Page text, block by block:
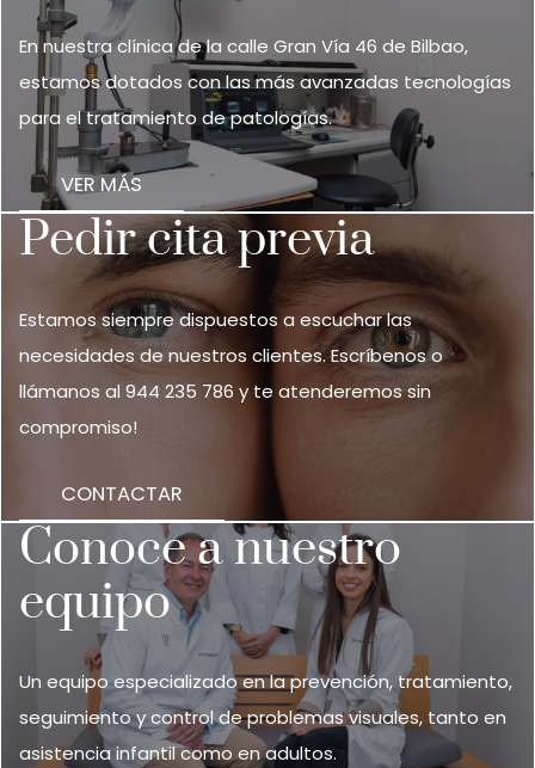
En nuestra clínica de la calle Gran Vía 46 de Bilbao,
estamos dotados con las más avanzadas tecnologías
para el tratamiento de patologías.
VER MÁS
Pedir cita previa
Estamos siempre dispuestos a escuchar las
necesidades de nuestros clientes. Escríbenos o
llámanos al944 235 786 y te atenderemos sin
compromiso!
CONTACTAR
Conoce a nuestro
equipo
Un equipo especializado en la prevención, tratamiento,
seguimiento y control de problemas visuales, tanto en
asistencia infantil como en adultos.